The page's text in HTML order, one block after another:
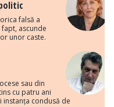
falsă a
ascunde
unor caste.
sau din
cu patru ani
instanța condusă de